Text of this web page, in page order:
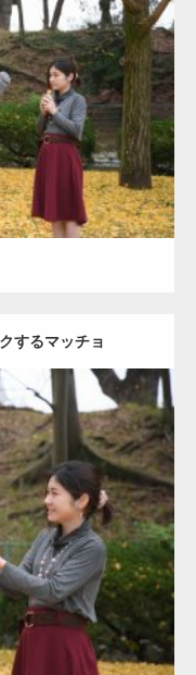
細マッチョ) 上腕三頭筋
するマッチョ
細マッチョ) 上腕三頭筋